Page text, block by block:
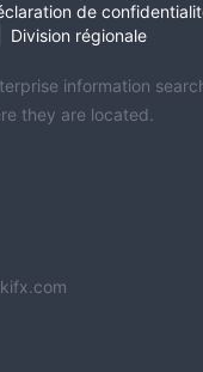
de
Division régionale
information
they are located.